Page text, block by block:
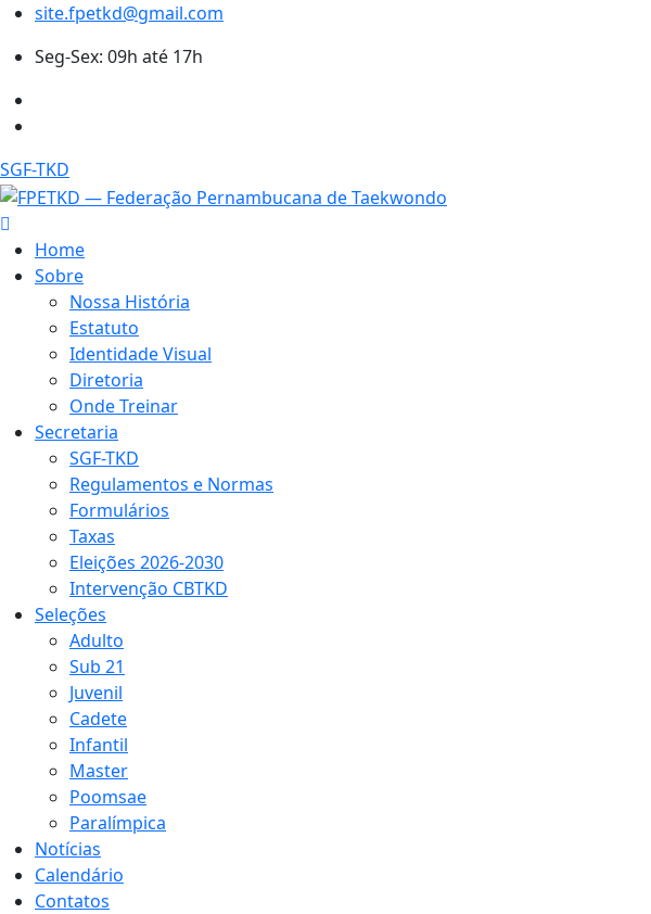
site.fpetkd@gmail.com
Seg-Sex: 09h até 17h
SGF-TKD
Home
Sobre
Nossa História
Estatuto
Identidade Visual
Diretoria
Onde Treinar
Secretaria
SGF-TKD
Regulamentos e Normas
Formulários
Taxas
Eleições 2026-2030
Intervenção CBTKD
Seleções
Adulto
Sub 21
Juvenil
Cadete
Infantil
Master
Poomsae
Paralímpica
Notícias
Calendário
Contatos